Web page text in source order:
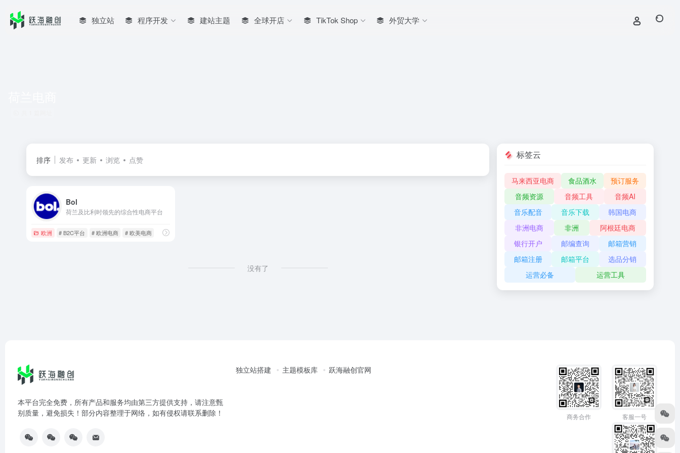
独立站 程序开发 建站主题 全球开店 TikTok Shop 外贸大学
排序 发布 更新 浏览 点赞
Bol
荷兰及比利时领先的综合性电商平台
欧洲 # B2C平台 # 欧洲电商 # 欧美电商
没有了
标签云
马来西亚电商 食品酒水
预订服务
音频资源
音频工具
音频AI
音乐配音
音乐下载
韩国电商
非洲电商
非洲
阿根廷电商
银行开户
邮编查询
邮箱营销
邮箱注册
邮箱平台
选品分销
运营必备
运营工具
本平台完全免费，所有产品和服务均由第三方提供支持，请注意甄
别质量，避免损失！部分内容整理于网络，如有侵权请联系删除！
独立站搭建 主题模板库 跃海融创官网
商务合作 客服一号